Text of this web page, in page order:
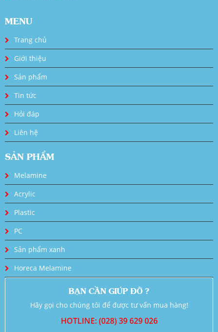
MENU
Trang chủ
Giới thiệu
Sản phẩm
Tin tức
Hỏi đáp
Liên hệ
SẢN PHẨM
Melamine
Acrylic
Plastic
PC
Sản phẩm xanh
Horeca Melamine
BẠN CẦN GIÚP ĐỠ ?
Hãy gọi cho chúng tôi để được tư vấn mua hàng!
HOTLINE: (028) 39 629 026